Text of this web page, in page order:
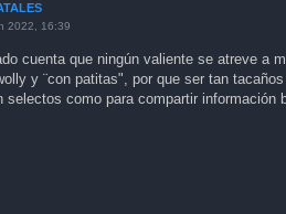
2022, 16:39
cuenta que ningún valiente se atreve a
y ¨con patitas", por que ser tan
selectos como para compartir información